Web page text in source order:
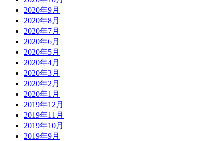
2020年9月
2020年8月
2020年7月
2020年6月
2020年5月
2020年4月
2020年3月
2020年2月
2020年1月
2019年12月
2019年11月
2019年10月
2019年9月